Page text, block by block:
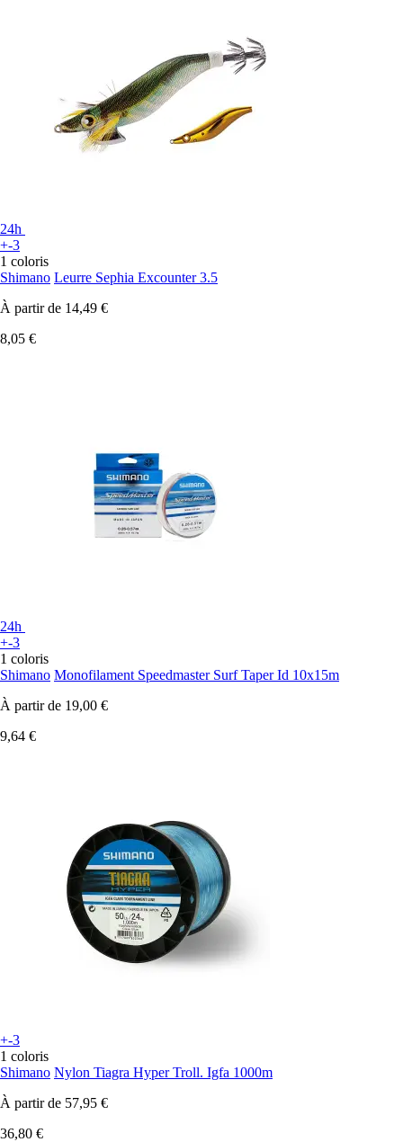
24h
+-3
1 coloris
Shimano Leurre Sephia Excounter 3.5
À partir de 14,49 €
8,05 €
24h
+-3
1 coloris
Shimano Monofilament Speedmaster Surf Taper Id 10x15m
À partir de 19,00 €
9,64 €
+-3
1 coloris
Shimano Nylon Tiagra Hyper Troll. Igfa 1000m
À partir de 57,95 €
36,80 €